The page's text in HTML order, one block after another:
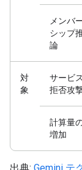
メンバ
シップ
論
対
象
サービス
拒否攻
計算量
増加